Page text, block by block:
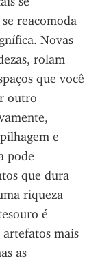
reacomoda
Novas
rolam
que você
outro
e
pode
que dura
riqueza
é
artefatos mais
as